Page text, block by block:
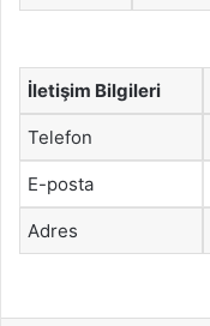
İletişim Bilgileri
Telefon
E-posta
Adres